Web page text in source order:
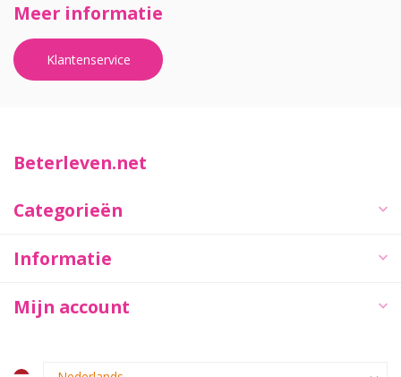
Meer informatie
Klantenservice
Beterleven.net
Categorieën
Informatie
Mijn account